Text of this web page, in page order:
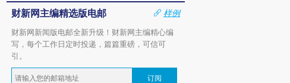
财新网主编精选版电邮
样例
财新网新闻版电邮全新升级！财新网主编精心编
写，每个工作日定时投递，篇篇重磅，可信可
引。
订阅